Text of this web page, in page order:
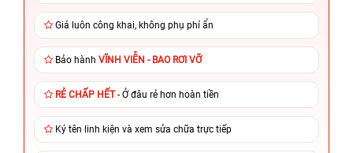
Giá luôn công khai, không phụ phí ẩn
Bảo hành VĨNH VIỄN - BAO RƠI VỠ
RẺ CHẤP HẾT- Ở đâu rẻ hơn hoàn tiền
Ký tên linh kiện và xem sửa chữa trực tiếp